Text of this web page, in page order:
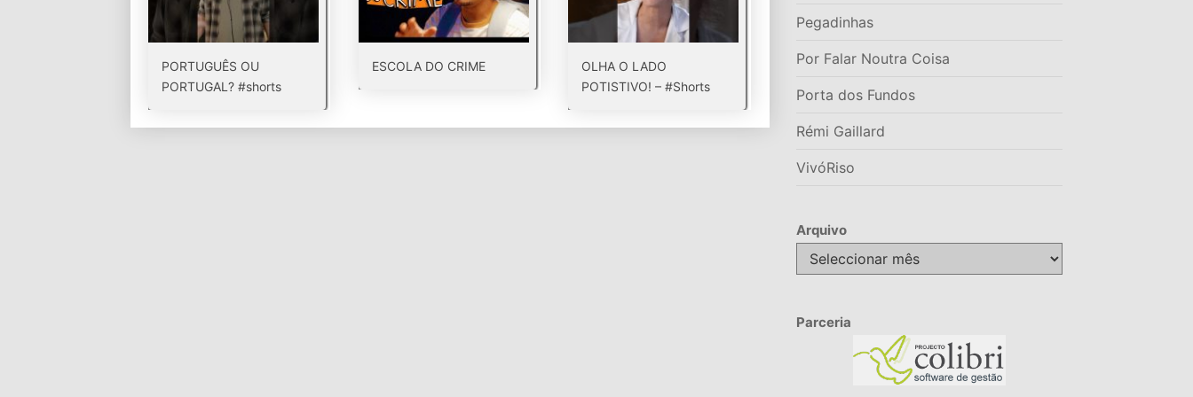
PORTUGUÊS OU
PORTUGAL? #shorts
ESCOLA DO CRIME
OLHA O LADO
POTISTIVO! – #Shorts
Pegadinhas
Por Falar Noutra Coisa
Porta dos Fundos
Rémi Gaillard
VivóRiso
Arquivo
Arquivo
Parceria